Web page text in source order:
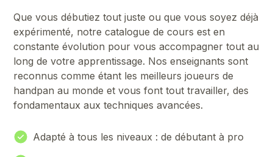
Que vous débutiez tout juste ou que vous soyez déjà
expérimenté, notre catalogue de cours est en
constante évolution pour vous accompagner tout au
long de votre apprentissage. Nos enseignants sont
reconnus comme étant les meilleurs joueurs de
handpan au monde et vous font tout travailler, des
fondamentaux aux techniques avancées.
Adapté à tous les niveaux : de débutant à pro